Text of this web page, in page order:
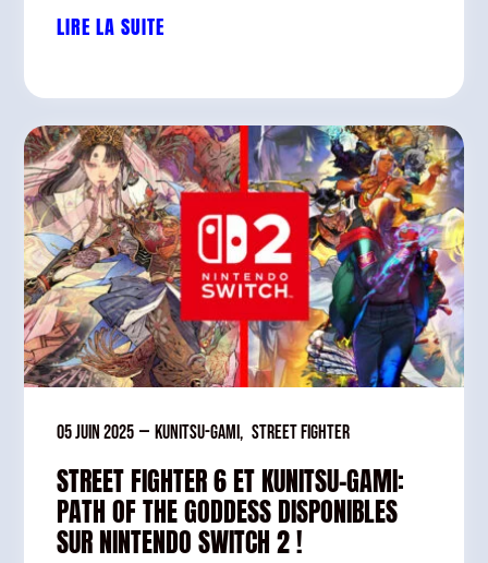
LIRE LA SUITE
05 juin 2025 — Kunitsu-Gami, Street Fighter
STREET FIGHTER 6 ET KUNITSU-GAMI:
PATH OF THE GODDESS DISPONIBLES
SUR NINTENDO SWITCH 2 !